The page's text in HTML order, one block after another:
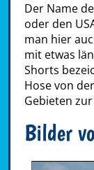
Der Name
oder den
man hier
mit etwas
Shorts
Hose von
Gebieten zur
Bilder